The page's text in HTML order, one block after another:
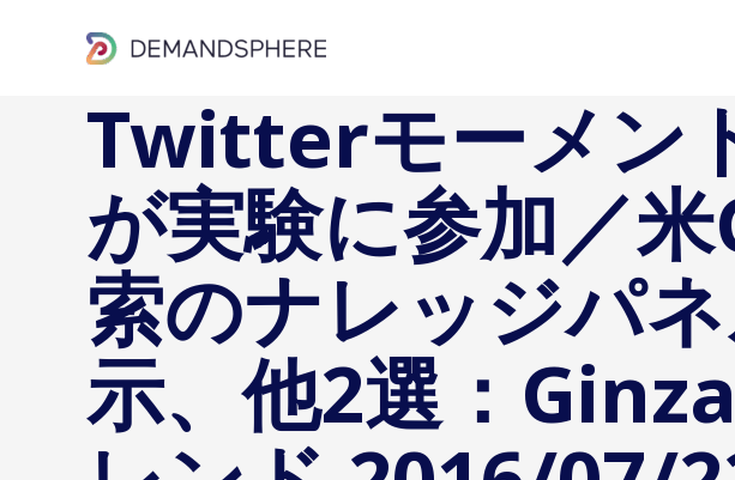
Twitterモーメン
が実験に参加／
索のナレッジパ
示、他2選：